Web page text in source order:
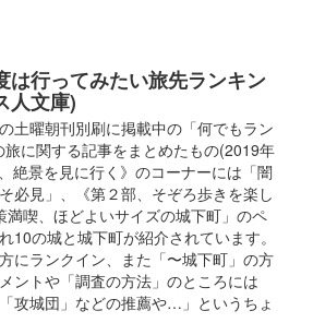
印 令和七年 新春版
印 お城EXPO 2024限定版 通常ver.
開催されたお城EXPO 2024の小田原城・
推進協議会ブースにて販売された御城
は行ってみたい旅先ランキン
人文庫)
土曜朝刊別刷に掲載中の「何でもラン
に関する記事をまとめたもの(2019年
絶景を見に行く》のコーナーには「闇
必見」、《第２部、そぞろ歩きを楽し
満喫、ほどよいサイズの城下町」のペ
10の城と城下町が紹介されています。
にランクイン、また「〜城下町」の方
ントや「調査の方法」のところには
攻城団」などの推薦や…」というちょ